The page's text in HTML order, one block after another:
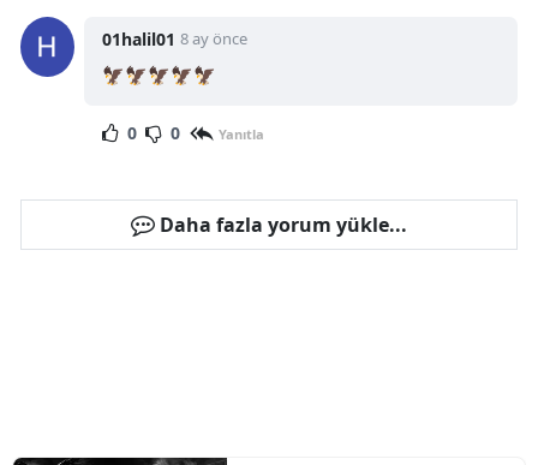
01halil01 8 ay önce
🦅🦅🦅🦅🦅
0 0 Yanıtla
Daha fazla yorum yükle...